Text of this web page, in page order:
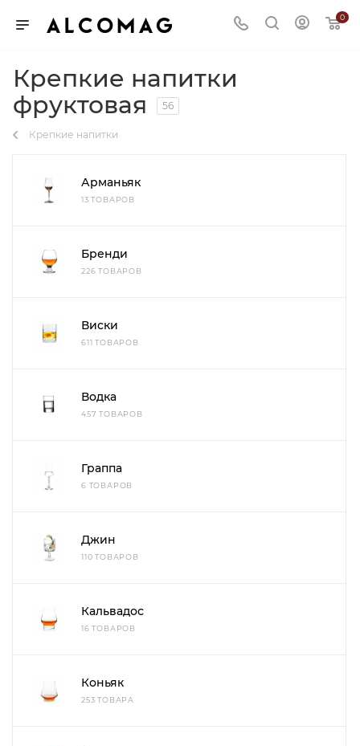
0
Крепкие напитки
фруктовая
56
Крепкие напитки
Арманьяк
13 ТОВАРОВ
Бренди
226 ТОВАРОВ
Виски
611 ТОВАРОВ
Водка
457 ТОВАРОВ
Граппа
6 ТОВАРОВ
Джин
110 ТОВАРОВ
Кальвадос
16 ТОВАРОВ
Коньяк
253 ТОВАРА